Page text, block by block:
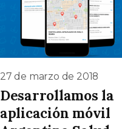
27 de marzo de 2018
Desarrollamos la
aplicación móvil